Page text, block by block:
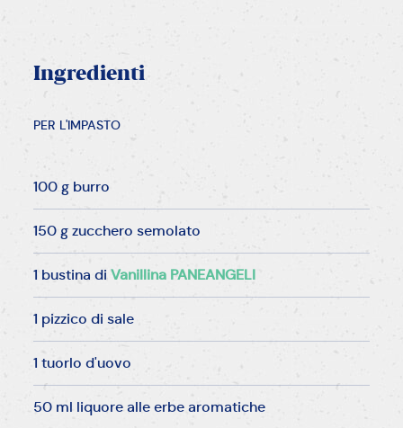
Ingredienti
PER L'IMPASTO
100 g burro
150 g zucchero semolato
1 bustina diVanillina PANEANGELI
1 pizzico di sale
1 tuorlo d'uovo
50 ml liquore alle erbe aromatiche